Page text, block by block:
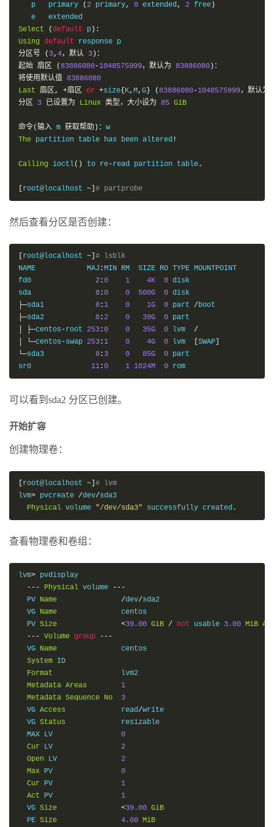
   p   primary
(2 primary, 0 extended, 2 free )
Select
(default p ):
Using default
分区号
( 3, 4，默认 3 )：
起始 扇区 (83886080-1048575999，默认为 83886080 )：
将使用默认值 83886080
Last 扇区, +扇区 or +size{ K, M, G } (83886080-1048575999，默认为
分区 3 已设置为 Linux 类型，大小设为 85 GiB
命令(输入 m 获取帮助)：
The partition table has been altered !
Calling ioctl() to re-read partition table .
root@localhost ~] # partprobe
然后查看分区是否创建：
root@localhost ~] # lsblk
NAME            MAJ :MIN RM  SIZE RO TYPE MOUNTPOINT
fd0 2 :0 1 4K 0 disk
sda 8 :0 0 500G 0
├─sda1 8 : 1 0 1G 0 part /
├─sda2 8 :2 0 39G 0
├─centos -root 253 :0 0 35G 0 lvm /
└─centos -swap 253 : 1 0 4G 0 lvm SWAP
└─sda3 8 : 3 0 85G 0 part
sr0 11 :0 1 1024M 0 rom
可以看到sda2 分区已创建。
开始扩容
创建物理卷：
root@localhost ~] # lvm
lvm> pvcreate /dev/sda3
Physical volume "/dev/sda3" successfully created .
查看物理卷和卷组：
lvm> pvdisplay
---
Physical volume
---
  PV
Name /dev/sda2
  VG
Name
               centos
  PV
Size <39.00 GiB / not usable 3.00 MiB
--- Volume group
---
  VG
Name
               centos
System ID
Format
                lvm2
Metadata Areas
1
Metadata Sequence No
3
  VG
Access
             read
/write
  VG
Status
             resizable
  MAX LV
0
Cur LV 2
Open LV 2
Max PV 0
Cur PV 1
Act PV 1
  VG
Size <39.00 GiB
  PE
Size 4.00 MiB